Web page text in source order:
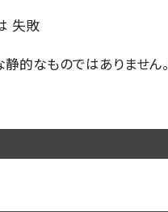
失敗
静的なものではありませ